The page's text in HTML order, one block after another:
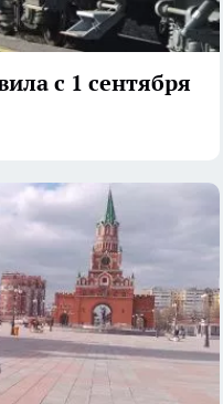
с 1 сентября